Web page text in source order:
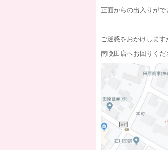
正面からの出入りがで
ご迷惑をおかけします
南晩田店へお回りくだ